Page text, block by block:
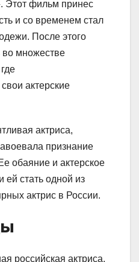
Этот фильм принес
и со временем стал
После этого
множестве
актерские
актриса,
признание
обаяние и актерское
ей стать одной из
актрис в России.
российская актриса,